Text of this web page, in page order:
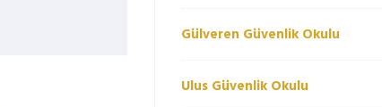
Gülveren Güvenlik Okulu
Ulus Güvenlik Okulu